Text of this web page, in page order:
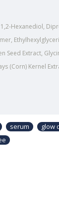
Hexanediol,
Extract,
(Corn) Kernel
serum glow